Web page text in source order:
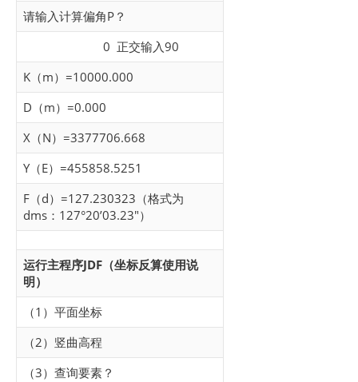
请输入计算偏角P？
0 正交输入90
K（m）=10000.000
D（m）=0.000
X（N）=3377706.668
Y（E）=455858.5251
F（d）=127.230323（格式为
dms：127°20’03.23″）
运行主程序JDF（坐标反算使用说
明）
（1）平面坐标
（2）竖曲高程
（3）查询要素？